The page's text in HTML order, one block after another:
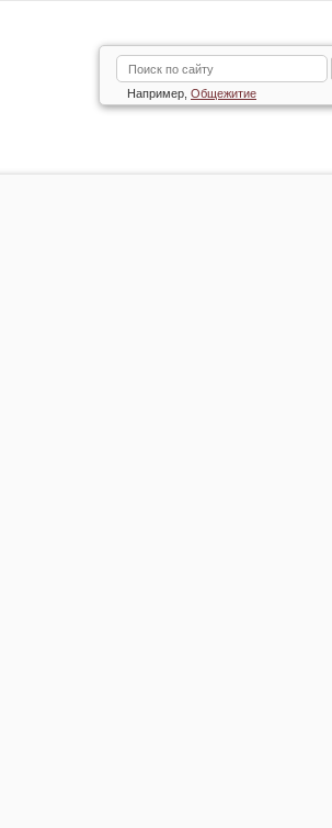
Например, Общежитие